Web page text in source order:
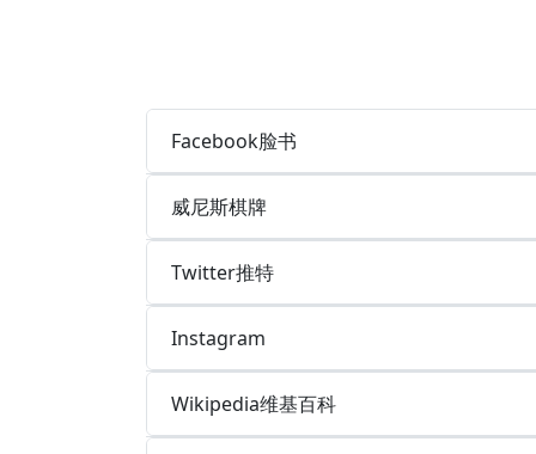
Facebook脸书
威尼斯棋牌
Twitter推特
Instagram
Wikipedia维基百科